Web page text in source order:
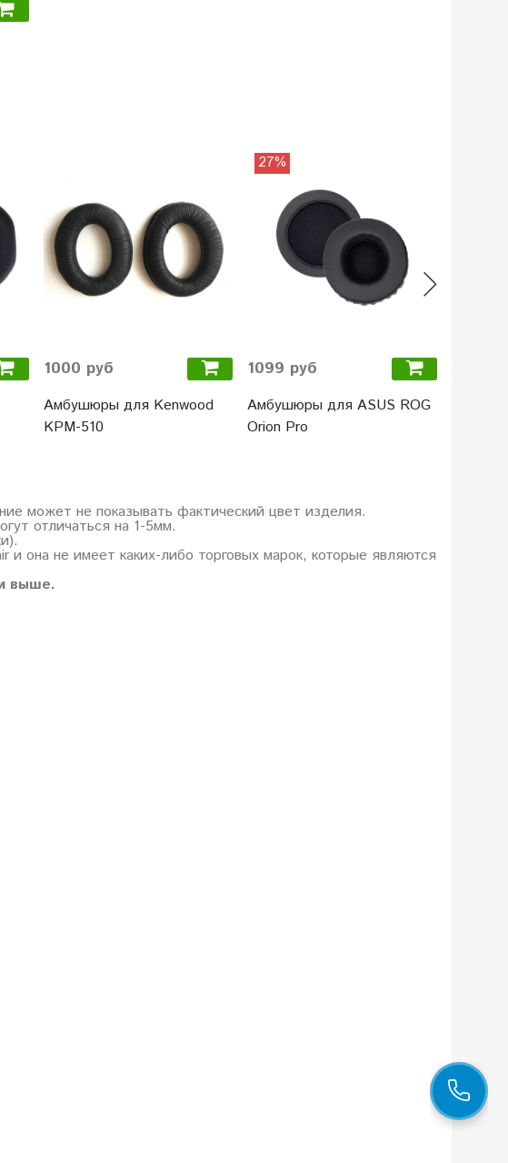
1000 руб
Амбушюры для Kenwood
KPM-510
27%
1099 руб
Амбушюры для ASUS ROG
Orion Pro
может не показывать фактический цвет изделия.
отличаться на 1-5мм.
и она не имеет каких-либо торговых марок, которые являются
выше.